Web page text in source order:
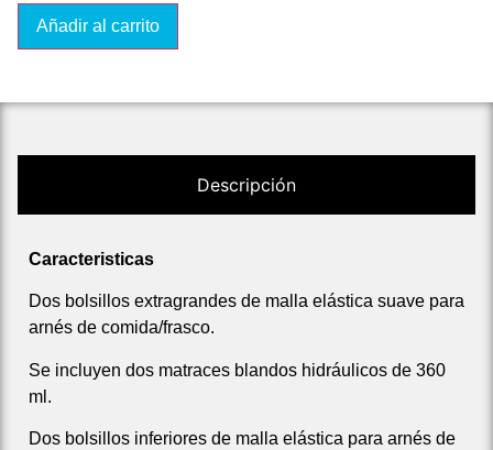
Añadir al carrito
Descripción
Caracteristicas
Dos bolsillos extragrandes de malla elástica suave para
arnés de comida/frasco.
Se incluyen dos matraces blandos hidráulicos de 360
ml.
Dos bolsillos inferiores de malla elástica para arnés de